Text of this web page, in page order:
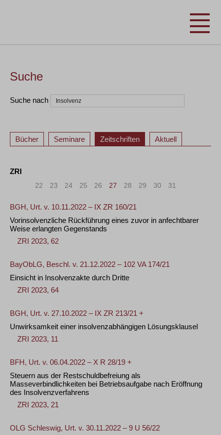
Suche
Suche nach
Bücher Seminare Zeitschriften Aktuell
ZRI
22 23 24 25 26 27 28 29 30 31
BGH, Urt. v. 10.11.2022 – IX ZR 160/21
Vorinsolvenzliche Rückführung eines zuvor in anfechtbarer
Weise erlangten Gegenstands
ZRI 2023, 62
BayObLG, Beschl. v. 21.12.2022 – 102 VA 174/21
Einsicht in Insolvenzakte durch Dritte
ZRI 2023, 64
BGH, Urt. v. 27.10.2022 – IX ZR 213/21 +
Unwirksamkeit einer insolvenzabhängigen Lösungsklausel
ZRI 2023, 11
BFH, Urt. v. 06.04.2022 – X R 28/19 +
Steuern aus der Restschuldbefreiung als
Masseverbindlichkeiten bei Betriebsaufgabe nach Eröffnung
des Insolvenzverfahrens
ZRI 2023, 21
OLG Schleswig, Urt. v. 30.11.2022 – 9 U 56/22